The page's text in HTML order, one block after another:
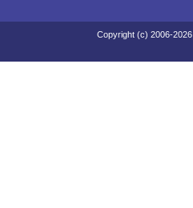
Copyright (c) 2006-